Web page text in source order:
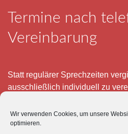
Wir verwenden Cookies, um unsere
optimieren.
Termine nach
Vereinbarung
Statt regulärer Sprechzeiten
ausschließlich individuell zu
– 12 und 15 – 18 Uhr.